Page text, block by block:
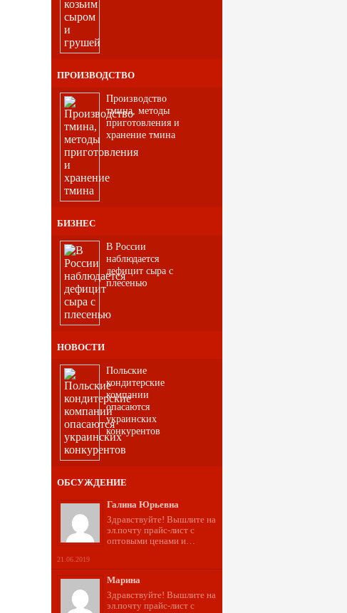
ПРОИЗВОДСТВО
Производство
тмина, методы
приготовления и
хранение тмина
БИЗНЕС
В России
наблюдается
дефицит сыра с
плесенью
НОВОСТИ
Польские
кондитерские
компании
опасаются
украинских
конкурентов
ОБСУЖДЕНИЕ
Галина Юрьевна
Здравствуйте! Вышлите на
эл.почту прайс-лист с
оптовыми ценами и…
21.06.2019
Марина
Здравствуйте! Вышлите на
эл.почту прайс-лист с